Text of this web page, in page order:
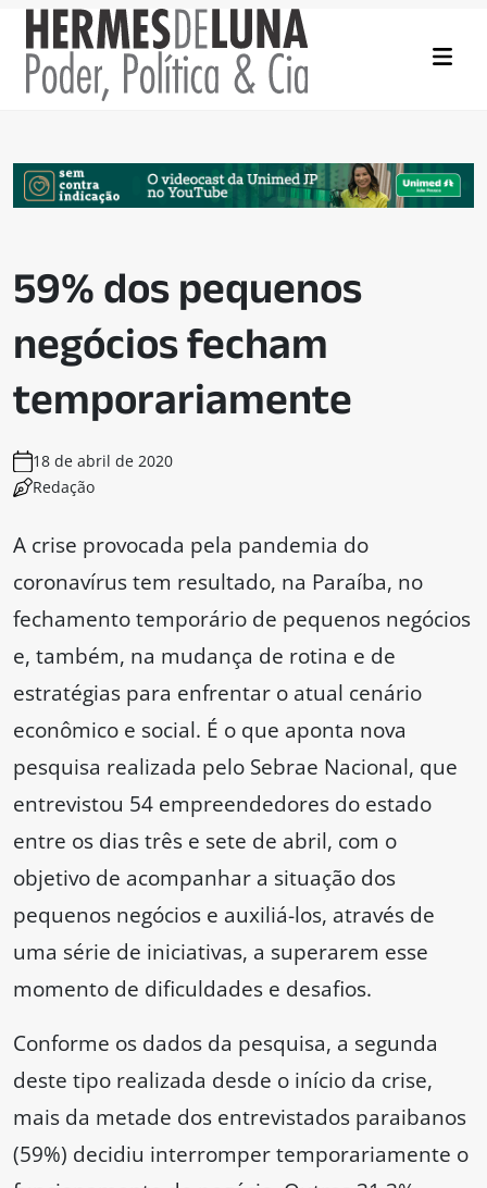
59% dos pequenos
negócios fecham
temporariamente
18 de abril de 2020
Redação
A crise provocada pela pandemia do
coronavírus tem resultado, na Paraíba, no
fechamento temporário de pequenos negócios
e, também, na mudança de rotina e de
estratégias para enfrentar o atual cenário
econômico e social. É o que aponta nova
pesquisa realizada pelo Sebrae Nacional, que
entrevistou 54 empreendedores do estado
entre os dias três e sete de abril, com o
objetivo de acompanhar a situação dos
pequenos negócios e auxiliá-los, através de
uma série de iniciativas, a superarem esse
momento de dificuldades e desafios.
Conforme os dados da pesquisa, a segunda
deste tipo realizada desde o início da crise,
mais da metade dos entrevistados paraibanos
(59%) decidiu interromper temporariamente o